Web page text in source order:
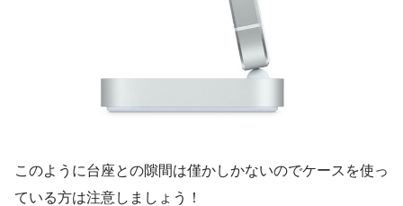
このように台座との隙間は僅かしかないのでケースを使っ
ている方は注意しましょう！